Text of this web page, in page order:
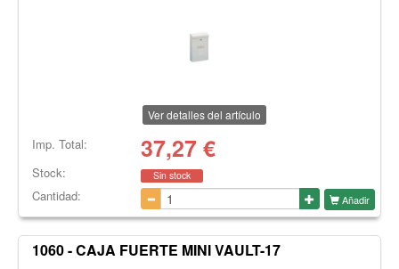
Ver detalles del artículo
Imp. Total: 37,27€
Stock: Sin stock
Cantidad: Añadir
1060 - CAJA FUERTE MINI VAULT-17